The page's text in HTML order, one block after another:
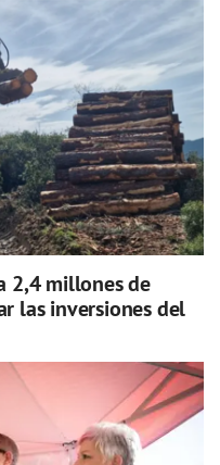
2,4 millones de
las inversiones del